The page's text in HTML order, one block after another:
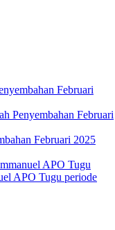
Februari
Penyembahan Februari
Februari 2025
APO Tugu
APO Tugu periode